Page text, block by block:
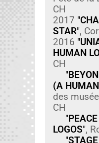
CH
2017 "
STAR",
2016 "
HUMAN
CH
"
(A
des
CH
"
LOGOS",
"